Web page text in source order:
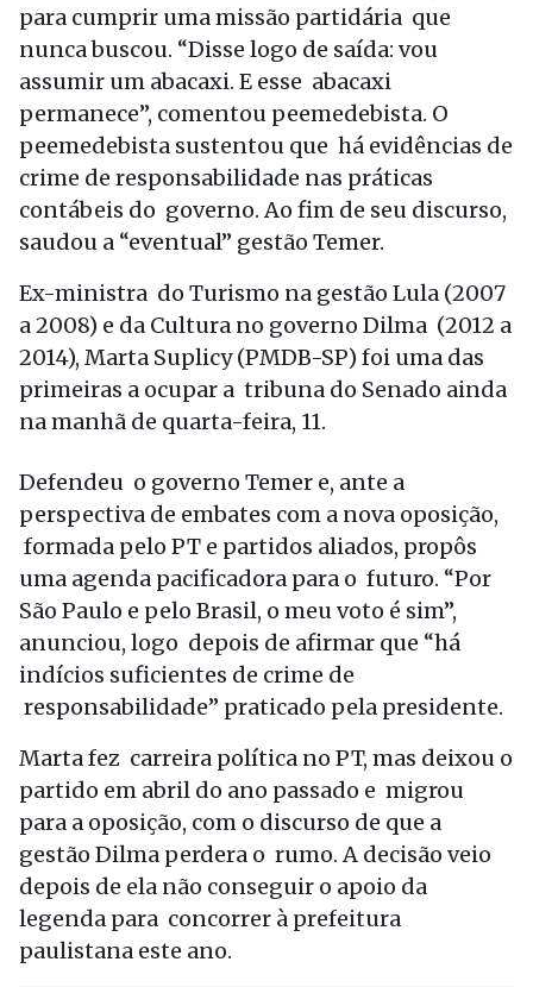
para cumprir uma missão partidária que
nunca buscou. “Disse logo de saída: vou
assumir um abacaxi. E esse abacaxi
permanece”, comentou peemedebista. O
peemedebista sustentou que há evidências de
crime de responsabilidade nas práticas
contábeis do governo. Ao fim de seu discurso,
saudou a “eventual” gestão Temer.
Ex-ministra do Turismo na gestão Lula (2007
a 2008) e da Cultura no governo Dilma (2012 a
2014), Marta Suplicy (PMDB-SP) foi uma das
primeiras a ocupar a tribuna do Senado ainda
na manhã de quarta-feira, 11.
Defendeu o governo Temer e, ante a
perspectiva de embates com a nova oposição,
formada pelo PT e partidos aliados, propôs
uma agenda pacificadora para o futuro. “Por
São Paulo e pelo Brasil, o meu voto é sim”,
anunciou, logo depois de afirmar que “há
indícios suficientes de crime de
responsabilidade” praticado pela presidente.
Marta fez carreira política no PT, mas deixou o
partido em abril do ano passado e migrou
para a oposição, com o discurso de que a
gestão Dilma perdera o rumo. A decisão veio
depois de ela não conseguir o apoio da
legenda para concorrer à prefeitura
paulistana este ano.